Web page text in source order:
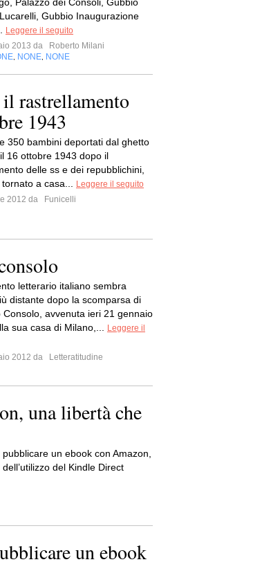
Gubbio Inaugurazione
Leggere il seguito
2013 da
Roberto Milani
NONE NONE
rastrellamento
1943
350 bambini deportati dal ghetto
16 ottobre 1943 dopo il
delle ss e dei repubblichini,
a casa...
Leggere il seguito
2012 da
Funicelli
letterario italiano sembra
distante dopo la scomparsa di
Consolo, avvenuta ieri 21 gennaio
sua casa di Milano,...
Leggere il
2012 da
Letteratitudine
una libertà che
un ebook con Amazon,
del Kindle Direct
un ebook